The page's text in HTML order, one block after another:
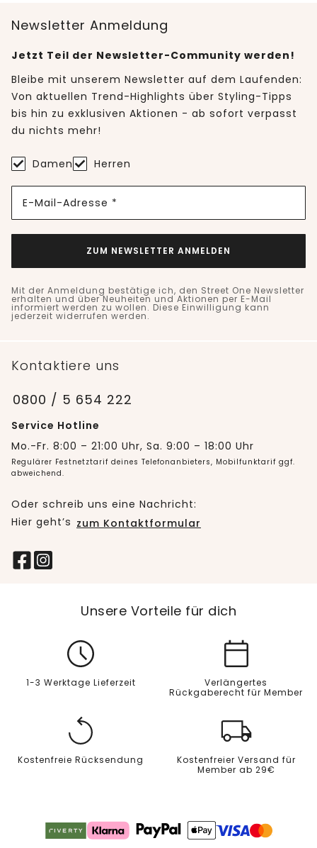
Newsletter Anmeldung
Jetzt Teil der Newsletter-Community werden!
Bleibe mit unserem Newsletter auf dem Laufenden:
Von aktuellen Trend-Highlights über Styling-Tipps
bis hin zu exklusiven Aktionen - ab sofort verpasst
du nichts mehr!
Damen Herren
E-Mail-Adresse *
ZUM NEWSLETTER ANMELDEN
Mit der Anmeldung bestätige ich, den Street One Newsletter
erhalten und über Neuheiten und Aktionen per E-Mail
informiert werden zu wollen. Diese Einwilligung kann
jederzeit widerrufen werden.
Kontaktiere uns
0800 / 5 654 222
Service Hotline
Mo.-Fr. 8:00 – 21:00 Uhr, Sa. 9:00 – 18:00 Uhr
Regulärer Festnetztarif deines Telefonanbieters, Mobilfunktarif ggf.
abweichend.
Oder schreib uns eine Nachricht:
Hier geht’s zum Kontaktformular
Unsere Vorteile für dich
1-3 Werktage Lieferzeit
Verlängertes
Rückgaberecht für Member
Kostenfreie Rücksendung
Kostenfreier Versand für
Member ab 29€